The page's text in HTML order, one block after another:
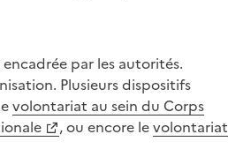
par les autorités.
Plusieurs dispositifs
volontariat au sein du Corps
, ou encore levolontariat